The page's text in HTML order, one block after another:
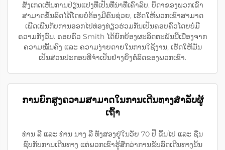
ສັງເກດເຫັນການປ່ຽນແປງທີ່ເປັນທີ່ນ່າທີ່ເຄົາລົບ. ບິດາຂອງພວກເຂົາ
ສາມາດຂຶ້ນລົດໄດ້ໂດຍບໍ່ຕ້ອງມີຄົນຊ່ວຍ, ເຮັດໃຫ້ພວກເຂົາສາມາດ
ເພີດເພີນກັບການອອກໄປທ່ອງທ່ຽວຮ່ວມກັນເປັນຄອບຄົວໂດຍບໍ່ມີ
ຄວາມກັງວົນ. ຄອບຄົວ Smith ໄດ້ຍົກຍ້ອງຜະລິດຕະພັນນີ້ເນື່ອງຈາກ
ຄວາມໝັ້ນຄົງ ແລະ ຄວາມງ່າຍດາຍໃນການໃຊ້ງານ, ເຮັດໃຫ້ມັນ
ເປັນສ່ວນປະກອບທີ່ຈຳເປັນຢ່າງຍິ່ງຕໍ່ລົດຂອງພວກເຂົາ.
ການຍົກສູງຄວາມສາມາດໃນການເດີນທາງສຳລັບຜູ້
ເຖົ້າ
ທ່ານ ລີ ແລະ ທ່ານ ນາງ ລີ ທັງສອງຢູ່ໃນວັຍ 70 ປີ ຂຶ້ນໄປ ແລະ ຊື່ນ
ຊົບກັບການເດີນທາງ ແຕ່ພວກເຂົາຮູ້ສຶກວ່າການຂັບລົດເດີນທາງນັ້ນ